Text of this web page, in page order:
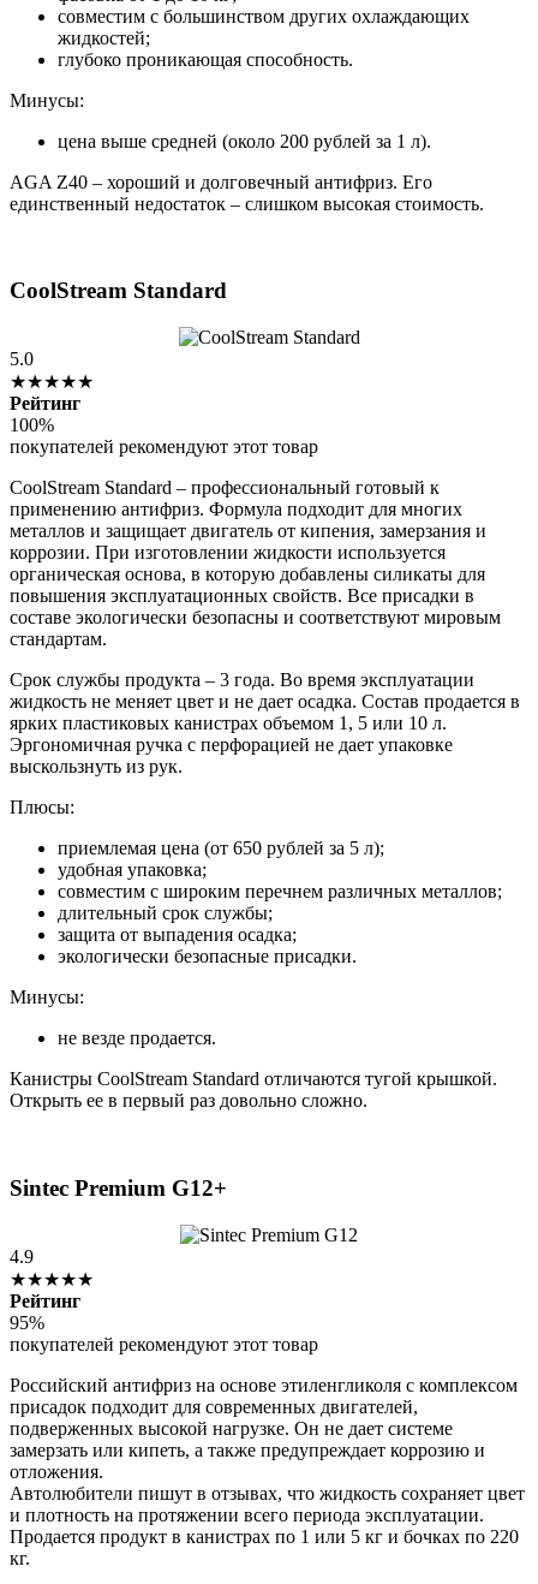
совместим с большинством других охлаждающих
жидкостей;
глубоко проникающая способность.
Минусы:
цена выше средней (около 200 рублей за 1 л).
AGA Z40 – хороший и долговечный антифриз. Его
единственный недостаток – слишком высокая стоимость.
CoolStream Standard
5.0
★★★★★
Рейтинг
100%
покупателей рекомендуют этот товар
CoolStream Standard – профессиональный готовый к
применению антифриз. Формула подходит для многих
металлов и защищает двигатель от кипения, замерзания и
коррозии. При изготовлении жидкости используется
органическая основа, в которую добавлены силикаты для
повышения эксплуатационных свойств. Все присадки в
составе экологически безопасны и соответствуют мировым
стандартам.
Срок службы продукта – 3 года. Во время эксплуатации
жидкость не меняет цвет и не дает осадка. Состав продается в
ярких пластиковых канистрах объемом 1, 5 или 10 л.
Эргономичная ручка с перфорацией не дает упаковке
выскользнуть из рук.
Плюсы:
приемлемая цена (от 650 рублей за 5 л);
удобная упаковка;
совместим с широким перечнем различных металлов;
длительный срок службы;
защита от выпадения осадка;
экологически безопасные присадки.
Минусы:
не везде продается.
Канистры CoolStream Standard отличаются тугой крышкой.
Открыть ее в первый раз довольно сложно.
Sintec Premium G12+
4.9
★★★★★
Рейтинг
95%
покупателей рекомендуют этот товар
Российский антифриз на основе этиленгликоля с комплексом
присадок подходит для современных двигателей,
подверженных высокой нагрузке. Он не дает системе
замерзать или кипеть, а также предупреждает коррозию и
отложения.
Автолюбители пишут в отзывах, что жидкость сохраняет цвет
и плотность на протяжении всего периода эксплуатации.
Продается продукт в канистрах по 1 или 5 кг и бочках по 220
кг.